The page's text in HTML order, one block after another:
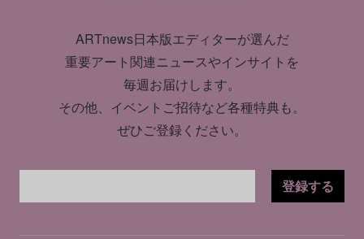
ARTnews日本版エディターが選んだ
重要アート関連ニュースやインサイトを
毎週お届けします。
その他、イベントご招待など各種特典も。
ぜひご登録ください。
登録する